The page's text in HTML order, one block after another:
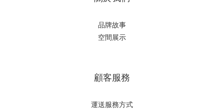
品牌故事
空間展示
顧客服務
運送服務方式